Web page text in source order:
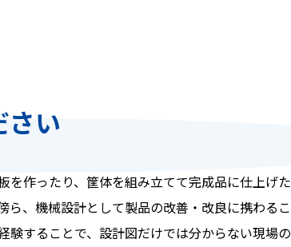
さい
を作ったり、筐体を組み立てて完成品に仕上げた
ら、機械設計として製品の改善・改良に携わるこ
験することで、設計図だけでは分からない現場の